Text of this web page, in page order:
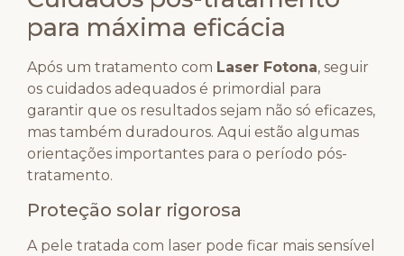
para máxima eficácia
Após um tratamento com Laser Fotona, seguir
os cuidados adequados é primordial para
garantir que os resultados sejam não só eficazes,
mas também duradouros. Aqui estão algumas
orientações importantes para o período pós-
tratamento.
Proteção solar rigorosa
A pele tratada com laser pode ficar mais sensível